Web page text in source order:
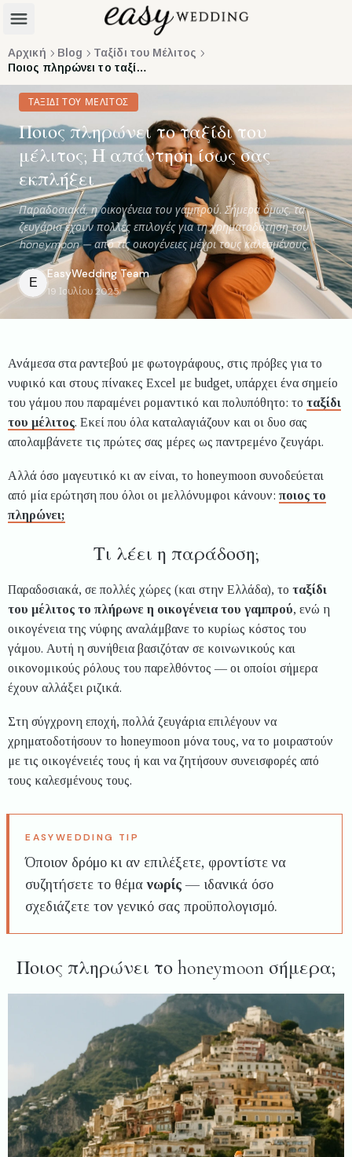
Αρχική Blog
Ταξίδι του Μέλιτος
Ποιος πληρώνει το ταξίδι του μέλιτος; Η απάντηση ίσως σας εκπλήξει
ΤΑΞΊΔΙ ΤΟΥ ΜΈΛΙΤΟΣ
Ποιος πληρώνει το ταξίδι του
μέλιτος; Η απάντηση ίσως σας
εκπλήξει
Παραδοσιακά, η οικογένεια του γαμπρού. Σήμερα όμως, τα
ζευγάρια έχουν πολλές επιλογές για τη χρηματοδότηση του
honeymoon — από τις οικογένειες μέχρι τους καλεσμένους.
E
EasyWedding Team
19 Ιουλίου 2025
Ανάμεσα στα ραντεβού με φωτογράφους, στις πρόβες για το
νυφικό και στους πίνακες Excel με budget, υπάρχει ένα σημείο
του γάμου που παραμένει ρομαντικό και πολυπόθητο: το ταξίδι
του μέλιτος. Εκεί που όλα καταλαγιάζουν και οι δυο σας
απολαμβάνετε τις πρώτες σας μέρες ως παντρεμένο ζευγάρι.
Αλλά όσο μαγευτικό κι αν είναι, το honeymoon συνοδεύεται
από μία ερώτηση που όλοι οι μελλόνυμφοι κάνουν: ποιος το
πληρώνει;
Τι λέει η παράδοση;
Παραδοσιακά, σε πολλές χώρες (και στην Ελλάδα), το ταξίδι
του μέλιτος το πλήρωνε η οικογένεια του γαμπρού, ενώ η
οικογένεια της νύφης αναλάμβανε το κυρίως κόστος του
γάμου. Αυτή η συνήθεια βασιζόταν σε κοινωνικούς και
οικονομικούς ρόλους του παρελθόντος — οι οποίοι σήμερα
έχουν αλλάξει ριζικά.
Στη σύγχρονη εποχή, πολλά ζευγάρια επιλέγουν να
χρηματοδοτήσουν το honeymoon μόνα τους, να το μοιραστούν
με τις οικογένειές τους ή και να ζητήσουν συνεισφορές από
τους καλεσμένους τους.
Όποιον δρόμο κι αν επιλέξετε, φροντίστε να
συζητήσετε το θέμανωρίς — ιδανικά όσο
σχεδιάζετε τον γενικό σας προϋπολογισμό.
Ποιος πληρώνει το honeymoon σήμερα;